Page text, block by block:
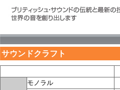
サウンドクラフト
モノラル